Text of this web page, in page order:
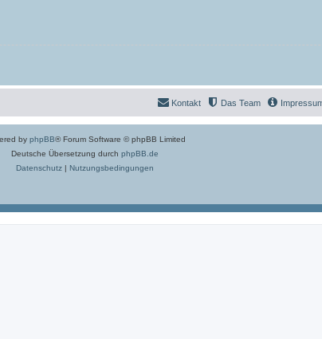
Das Team
Kontakt
by phpBB® Forum Software © phpBB Limited
Deutsche Übersetzung durch phpBB.de
Datenschutz| Nutzungsbedingungen